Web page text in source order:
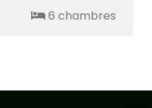
6 chambres